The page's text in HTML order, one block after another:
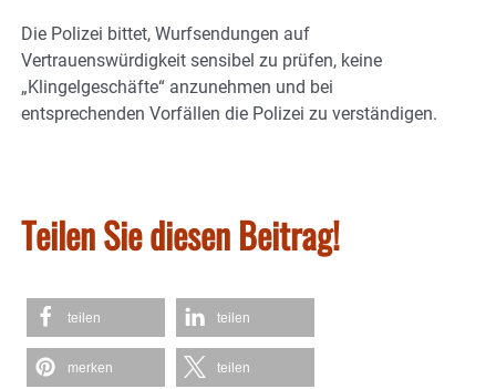
Die Polizei bittet, Wurfsendungen auf
Vertrauenswürdigkeit sensibel zu prüfen, keine
„Klingelgeschäfte“ anzunehmen und bei
entsprechenden Vorfällen die Polizei zu verständigen.
Teilen Sie diesen Beitrag!
teilen teilen
merken teilen